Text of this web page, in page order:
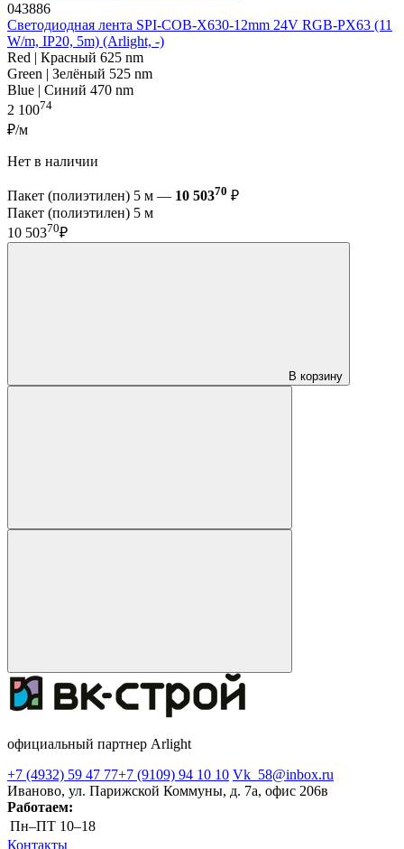
043886
Светодиодная лента SPI-COB-X630-12mm 24V RGB-PX63 (11
W/m, IP20, 5m) (Arlight, -)
Red | Красный 625 nm
Green | Зелёный 525 nm
Blue | Синий 470 nm
2 10074
₽/м
Нет в наличии
Пакет (полиэтилен) 5 м — 10 50370 ₽
Пакет (полиэтилен) 5 м
10 50370₽
В корзину
официальный партнер Arlight
+7 (4932) 59 47 77+7 (9109) 94 10 10 Vk_58@inbox.ru
Иваново, ул. Парижской Коммуны, д. 7а, офис 206в
Работаем:
Пн–ПТ 10–18
Контакты